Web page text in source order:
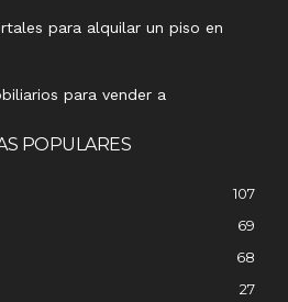
para alquilar un piso en
para vender a
POPULARES
107
69
68
27